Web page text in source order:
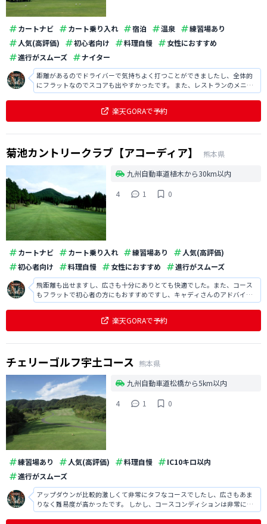
カートナビ カート乗り入れ 宿泊 温泉
練習場あり
人気(高評価)
初心者向け 料理自慢
女性におすすめ
進行がスムーズ
ナイター
距離があるのでドライバーで気持ちよく打つことができましたし、全体的
にフラットなのでスコアも出やすかったです。 また、レストランのメニュ
ーも豊富で料金もリーズナブルだったので助かりました。
楽天GORAで予約
菊池カントリークラブ【アコーディア】
熊本県
九州自動車道植木から30km以内
4
1 0
カートナビ カート乗り入れ 練習場あり
人気(高評価)
初心者向け
料理自慢 女性におすすめ 進行がスムーズ
飛距離も出せますし、広さも十分にありとても快適でした。また、コース
もフラットで初心者の方にもおすすめですし、キャディさんのアドバイス
も的確で楽しくラウンドするなことができ満足でした。
楽天GORAで予約
チェリーゴルフ宇土コース 熊本県
九州自動車道松橋から5km以内
4
1 0
練習場あり 人気(高評価) 料理自慢
IC10キロ以内
進行がスムーズ
アップダウンが比較的激しくて非常にタフなコースでしたし、広さもあま
りなく難易度が高かったです。 しかし、コースコンディションは非常に良
かったですし、待ち時間もなくスムーズにラウンドできました。